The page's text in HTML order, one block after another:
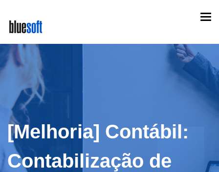
main
content
[Melhoria] Contábil:
Contabilização de